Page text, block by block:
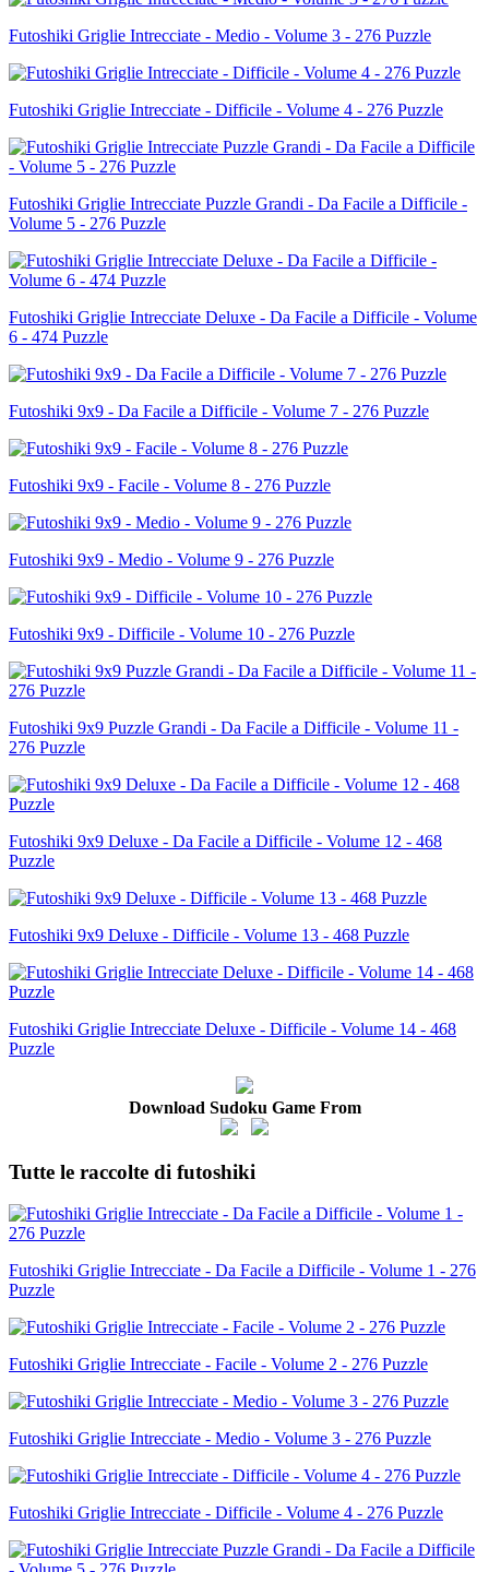
Futoshiki Griglie Intrecciate - Medio - Volume 3 - 276 Puzzle
Futoshiki Griglie Intrecciate - Difficile - Volume 4 - 276 Puzzle
Futoshiki Griglie Intrecciate Puzzle Grandi - Da Facile a Difficile -
Volume 5 - 276 Puzzle
Futoshiki Griglie Intrecciate Deluxe - Da Facile a Difficile - Volume
6 - 474 Puzzle
Futoshiki 9x9 - Da Facile a Difficile - Volume 7 - 276 Puzzle
Futoshiki 9x9 - Facile - Volume 8 - 276 Puzzle
Futoshiki 9x9 - Medio - Volume 9 - 276 Puzzle
Futoshiki 9x9 - Difficile - Volume 10 - 276 Puzzle
Futoshiki 9x9 Puzzle Grandi - Da Facile a Difficile - Volume 11 -
276 Puzzle
Futoshiki 9x9 Deluxe - Da Facile a Difficile - Volume 12 - 468
Puzzle
Futoshiki 9x9 Deluxe - Difficile - Volume 13 - 468 Puzzle
Futoshiki Griglie Intrecciate Deluxe - Difficile - Volume 14 - 468
Puzzle
Download Sudoku Game From
Tutte le raccolte di futoshiki
Futoshiki Griglie Intrecciate - Da Facile a Difficile - Volume 1 - 276
Puzzle
Futoshiki Griglie Intrecciate - Facile - Volume 2 - 276 Puzzle
Futoshiki Griglie Intrecciate - Medio - Volume 3 - 276 Puzzle
Futoshiki Griglie Intrecciate - Difficile - Volume 4 - 276 Puzzle